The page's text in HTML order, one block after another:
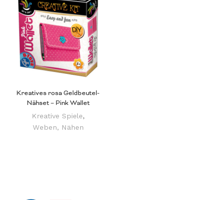
Kreatives rosa Geldbeutel-
Nähset – Pink Wallet
Kreative Spiele,
Weben, Nähen